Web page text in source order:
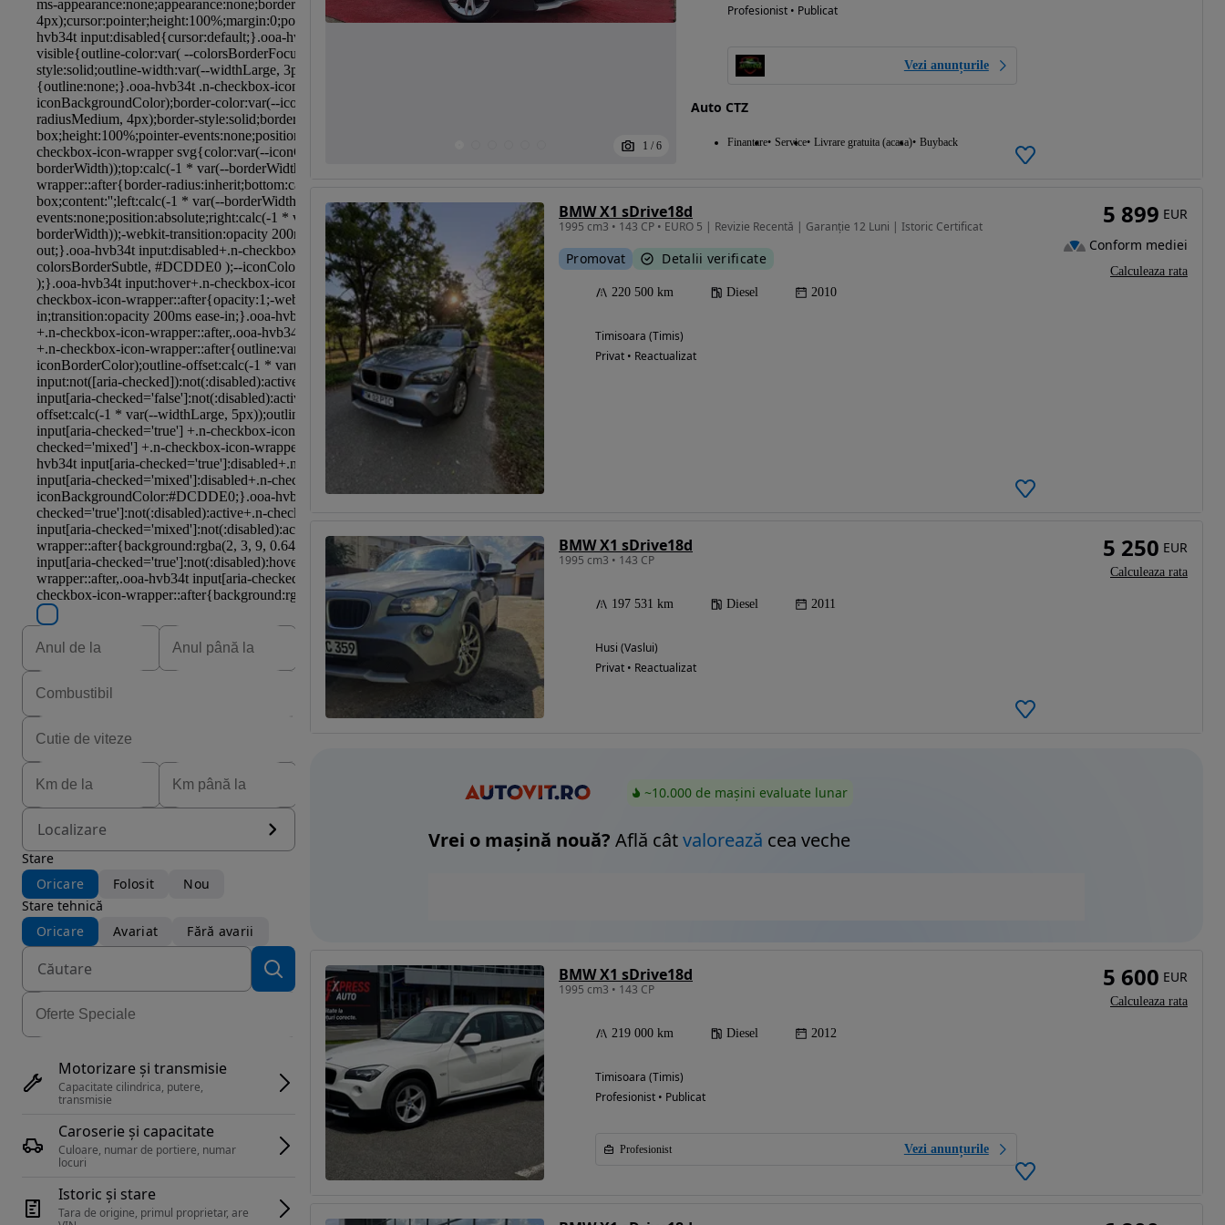
Localizare
Stare
Oricare
Folosit
Nou
Stare tehnică
Oricare
Avariat Fără avarii
Motorizare și transmisie
Capacitate cilindrica, putere,
transmisie
Caroserie și capacitate
Culoare, numar de portiere, numar
locuri
Istoric și stare
Tara de origine, primul proprietar, are
1 / 6
Profesionist • Publicat
Vezi anunțurile
Auto CTZ
Finantare Service Livrare gratuita (acasa) Buyback
BMW X1 sDrive18d
1995 cm3 • 143 CP • EURO 5 | Revizie Recentă | Garanție 12 Luni | Istoric Certificat
Promovat Detalii verificate
220 500 km Diesel 2010
Timisoara (Timis)
Privat • Reactualizat
5 899 EUR
Conform mediei
Calculeaza rata
BMW X1 sDrive18d
1995 cm3 • 143 CP
197 531 km Diesel 2011
Husi (Vaslui)
Privat • Reactualizat
5 250 EUR
Calculeaza rata
~10.000 de mașini evaluate lunar
Vrei o mașină nouă? Află câtvalorează cea veche
BMW X1 sDrive18d
1995 cm3 • 143 CP
219 000 km Diesel 2012
Timisoara (Timis)
Profesionist • Publicat
Profesionist Vezi anunțurile
5 600 EUR
Calculeaza rata